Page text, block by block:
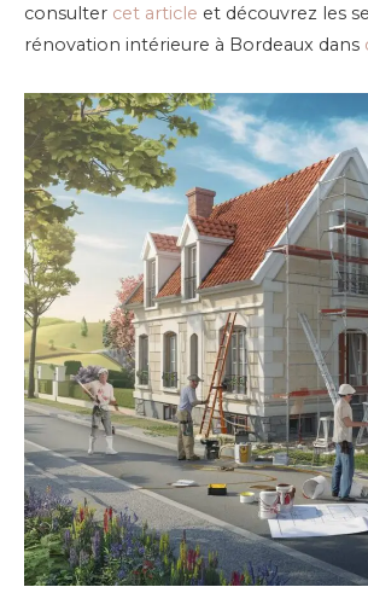
consulter cet article et découvrez les
rénovation intérieure à Bordeaux dans